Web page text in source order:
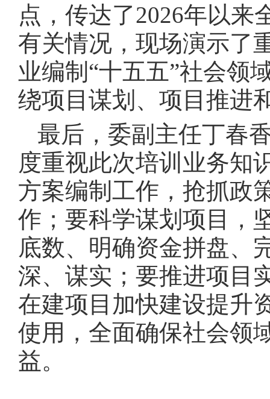
点，传达了2026年以来
有关情况，现场演示了
业编制“十五五”社会领
绕项目谋划、项目推进
最后，委副主任丁春
度重视此次培训业务知
方案编制工作，抢抓政
作；要科学谋划项目，
底数、明确资金拼盘、
深、谋实；要推进项目
在建项目加快建设提升
使用，全面确保社会领
益。